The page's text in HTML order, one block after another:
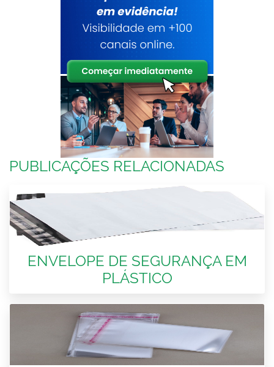
PUBLICAÇÕES RELACIONADAS
ENVELOPE DE SEGURANÇA EM
PLÁSTICO